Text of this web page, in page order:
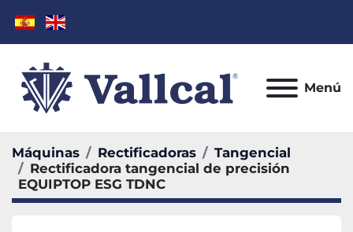
Menú
Máquinas Rectificadoras
Tangencial
Rectificadora tangencial de precisión
EQUIPTOP ESG TDNC